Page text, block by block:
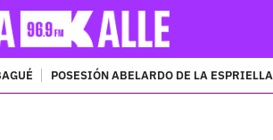
POSESIÓN ABELARDO DE LA ESPRIELLA